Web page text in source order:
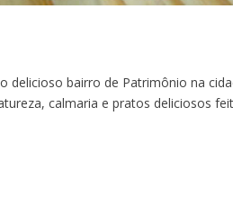
bairro de Patrimônio na
calmaria e pratos deliciosos